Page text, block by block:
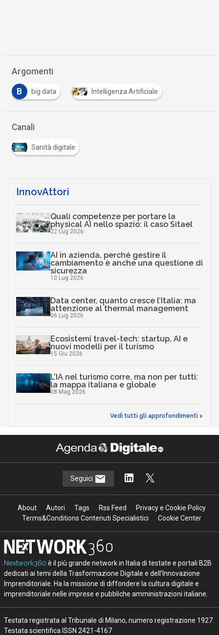
Argomenti
B big data Intelligenza Artificiale
Canali
Sanità digitale
InnovAttori
Quali competenze per portare la
physical AI nello spazio: il caso Sitael
22 Lug 2026
AI in azienda, perché gestire il
cambiamento è anche una questione di
sicurezza
10 Lug 2026
Data center, quanto cresce l’Italia: ma
attenzione al thermal management
06 Lug 2026
Ecosistemi travel-tech: startup, AI e
nuovi modelli per il turismo
15 Giu 2026
L’IA nel turismo corre, ma non per tutti:
la mappa italiana e globale
08 Mag 2026
Vedi tutti gli approfondimenti >
Seguici
About Autori Tags Rss Feed
Privacy e Cookie Policy
Terms&Conditions Contenuti Specialistici
Cookie Center
Nextwork360 è il più grande network in Italia di testate e portali B2B
dedicati ai temi della Trasformazione Digitale e dell’Innovazione
Imprenditoriale. Ha la missione di diffondere la cultura digitale e
imprenditoriale nelle imprese e pubbliche amministrazioni italiane.
Testata registrata al Tribunale di Milano, numero registrazione 1927.
Testata scientifica ISSN 2421-4167